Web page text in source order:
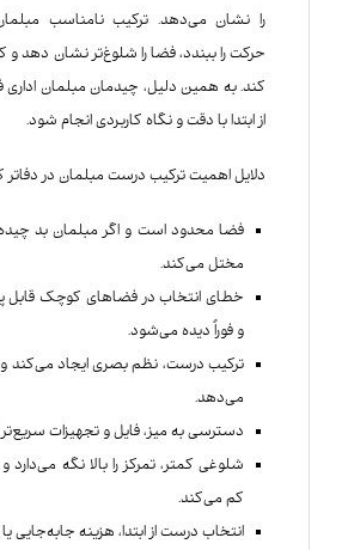
را نشان می‌دهد. ترکیب نامناسب
حرکت را ببندد، فضا را شلوغ‌تر نشان دهد و
کند. به همین دلیل، چیدمان مبلمان
از ابتدا با دقت و نگاه کاربردی انجام شود.
دلایل اهمیت ترکیب درست مبلمان در
فضا محدود است و اگر مبلمان بد چیده
مختل می‌کند.
خطای انتخاب در فضاهای کوچک قابل
و فوراً دیده می‌شود.
ترکیب درست، نظم بصری ایجاد می‌کند و
می‌دهد.
دسترسی به میز، فایل و تجهیزات
شلوغی کمتر، تمرکز را بالا نگه
کم می‌کند.
انتخاب درست از ابتدا، هزینه جابه‌جایی